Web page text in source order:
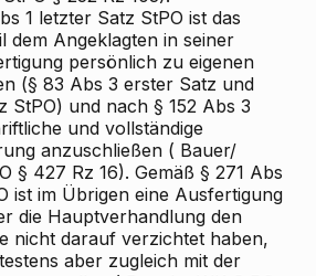
1 letzter Satz StPO ist das
dem Angeklagten in seiner
persönlich zu eigenen
(§ 83 Abs 3 erster Satz und
StPO) und nach § 152 Abs 3
und vollständige
anzuschließen ( Bauer/
§ 427 Rz 16). Gemäß § 271 Abs
ist im Übrigen eine Ausfertigung
die Hauptverhandlung den
nicht darauf verzichtet haben,
aber zugleich mit der